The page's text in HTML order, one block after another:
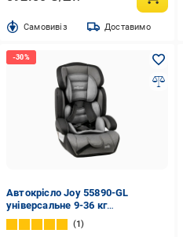
Cамовивіз Доставимо
Автокрісло Joy 55890-GL
універсальне 9-36 кг
трансформоване з бустером
група 1/2/3
1